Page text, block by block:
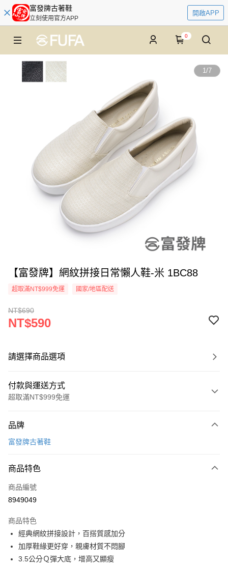
富發牌古著鞋
立刻使用官方APP
開啟APP
0
1/7
【富發牌】網紋拼接日常懶人鞋-米 1BC88
超取滿NT$999免運 國家/地區配送
NT$690
NT$590
請選擇商品選項
付款與運送方式
超取滿NT$999免運
信用卡一次付款
LINE Pay
Apple Pay
悠遊付
Google Pay
全盈+PAY
品牌
富發牌古著鞋
商品特色
商品編號
8949049
商品特色
經典網紋拼接設計，百搭質感加分
加厚鞋緣更好穿，親膚材質不悶腳
3.5公分Ｑ彈大底，增高又顯瘦